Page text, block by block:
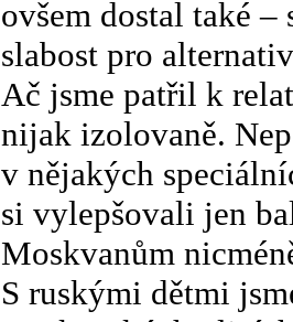
ovšem dostal také
slabost pro
Ač jsme patřil k
nijak izolovaně.
v nějakých
si vylepšovali jen
Moskvanům
S ruskými dětmi